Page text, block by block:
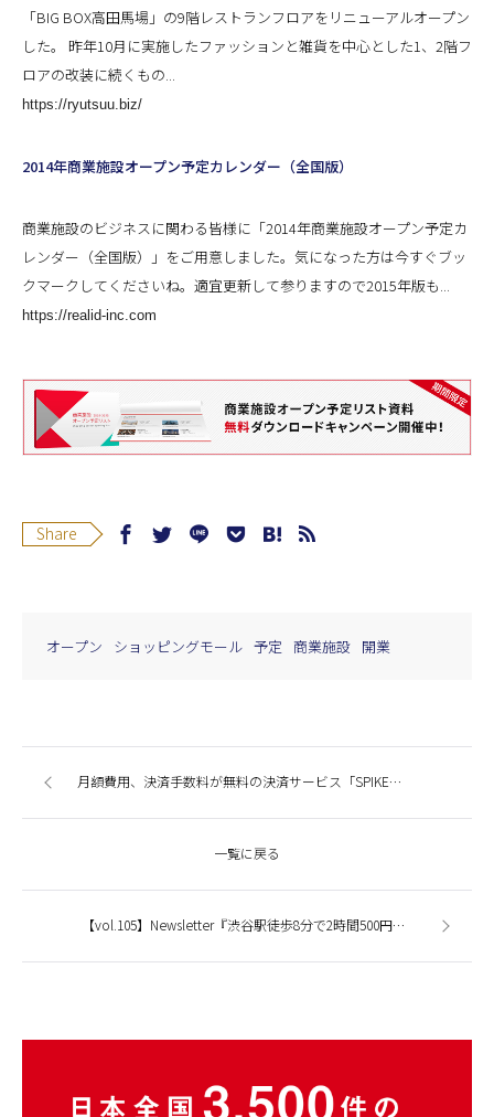
「BIG BOX高田馬場」の9階レストランフロアをリニューアルオープン
した。 昨年10月に実施したファッションと雑貨を中心とした1、2階フ
ロアの改装に続くもの...
https://ryutsuu.biz/
2014年商業施設オープン予定カレンダー（全国版）
商業施設のビジネスに関わる皆様に「2014年商業施設オープン予定カ
レンダー（全国版）」をご用意しました。気になった方は今すぐブッ
クマークしてくださいね。適宜更新して参りますので2015年版も...
https://realid-inc.com
Share
オープン ショッピングモール 予定 商業施設 開業
月額費用、決済手数料が無料の決済サービス「SPIKE」を使ってみた！
一覧に戻る
【vol.105】Newsletter『渋谷駅徒歩8分で2時間500円で利用できるコワーキングカフェをご存じですか？』